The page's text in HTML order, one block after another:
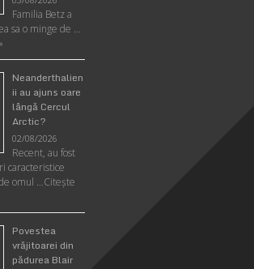
Familia Betz a
sa o minge de …
Neanderthalien
ii au ajuns oare
lângă Cercul
Arctic?
02/08/2026
Recent, au fost
caracteristice
omul …Citeşte
Povestea
vrăjitoarei din
pădurea Blair